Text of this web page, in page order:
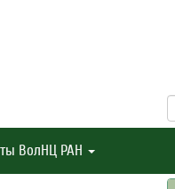
ВолНЦ РАН